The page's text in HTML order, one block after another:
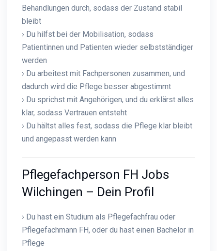
Behandlungen durch, sodass der Zustand stabil
bleibt
› Du hilfst bei der Mobilisation, sodass
Patientinnen und Patienten wieder selbstständiger
werden
› Du arbeitest mit Fachpersonen zusammen, und
dadurch wird die Pflege besser abgestimmt
› Du sprichst mit Angehörigen, und du erklärst alles
klar, sodass Vertrauen entsteht
› Du hältst alles fest, sodass die Pflege klar bleibt
und angepasst werden kann
Pflegefachperson FH Jobs
Wilchingen – Dein Profil
› Du hast ein Studium als Pflegefachfrau oder
Pflegefachmann FH, oder du hast einen Bachelor in
Pflege